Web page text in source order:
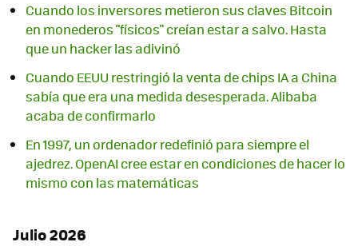
Cuando los inversores metieron sus claves Bitcoin
en monederos "físicos" creían estar a salvo. Hasta
que un hacker las adivinó
Cuando EEUU restringió la venta de chips IA a China
sabía que era una medida desesperada. Alibaba
acaba de confirmarlo
En 1997, un ordenador redefinió para siempre el
ajedrez. OpenAI cree estar en condiciones de hacer lo
mismo con las matemáticas
Julio 2026